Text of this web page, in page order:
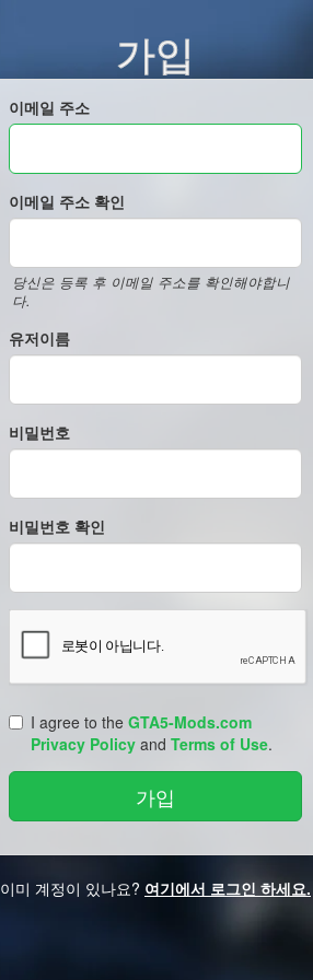
가입
이메일 주소
이메일 주소 확인
당신은 등록 후 이메일 주소를 확인해야합니
다.
유저이름
비밀번호
비밀번호 확인
I agree to the GTA5-Mods.com
Privacy Policy and Terms of Use.
이미 계정이 있나요? 여기에서 로그인 하세요.